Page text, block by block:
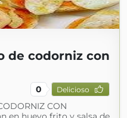
de codorniz con
0 Delicioso
CON